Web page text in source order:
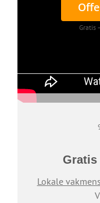
Gratis
Gratis
Lokale